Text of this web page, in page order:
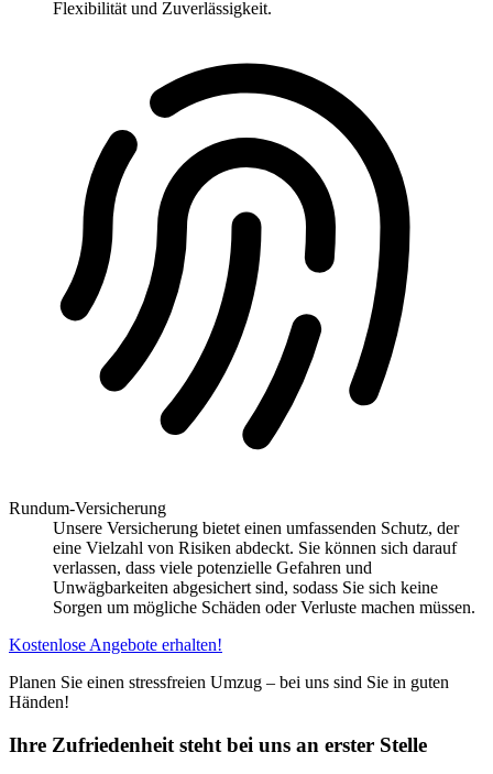
Flexibilität und Zuverlässigkeit.
Rundum-Versicherung
Unsere Versicherung bietet einen umfassenden Schutz, der
eine Vielzahl von Risiken abdeckt. Sie können sich darauf
verlassen, dass viele potenzielle Gefahren und
Unwägbarkeiten abgesichert sind, sodass Sie sich keine
Sorgen um mögliche Schäden oder Verluste machen müssen.
Kostenlose Angebote erhalten!
Planen Sie einen stressfreien Umzug – bei uns sind Sie in guten
Händen!
Ihre Zufriedenheit steht bei uns an erster Stelle